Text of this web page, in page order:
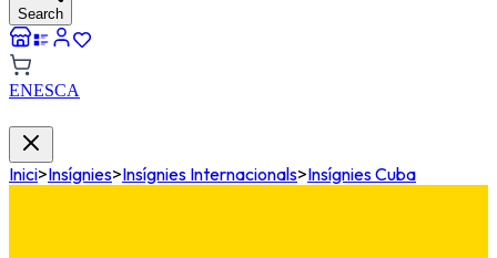
Search
ENESCA
Inici>Insígnies>Insígnies Internacionals>Insígnies Cuba